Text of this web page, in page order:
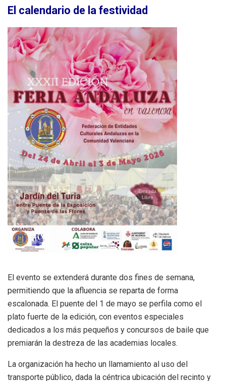
El calendario de la festividad
El evento se extenderá durante dos fines de semana,
permitiendo que la afluencia se reparta de forma
escalonada. El puente del 1 de mayo se perfila como el
plato fuerte de la edición, con eventos especiales
dedicados a los más pequeños y concursos de baile que
premiarán la destreza de las academias locales.
La organización ha hecho un llamamiento al uso del
transporte público, dada la céntrica ubicación del recinto y